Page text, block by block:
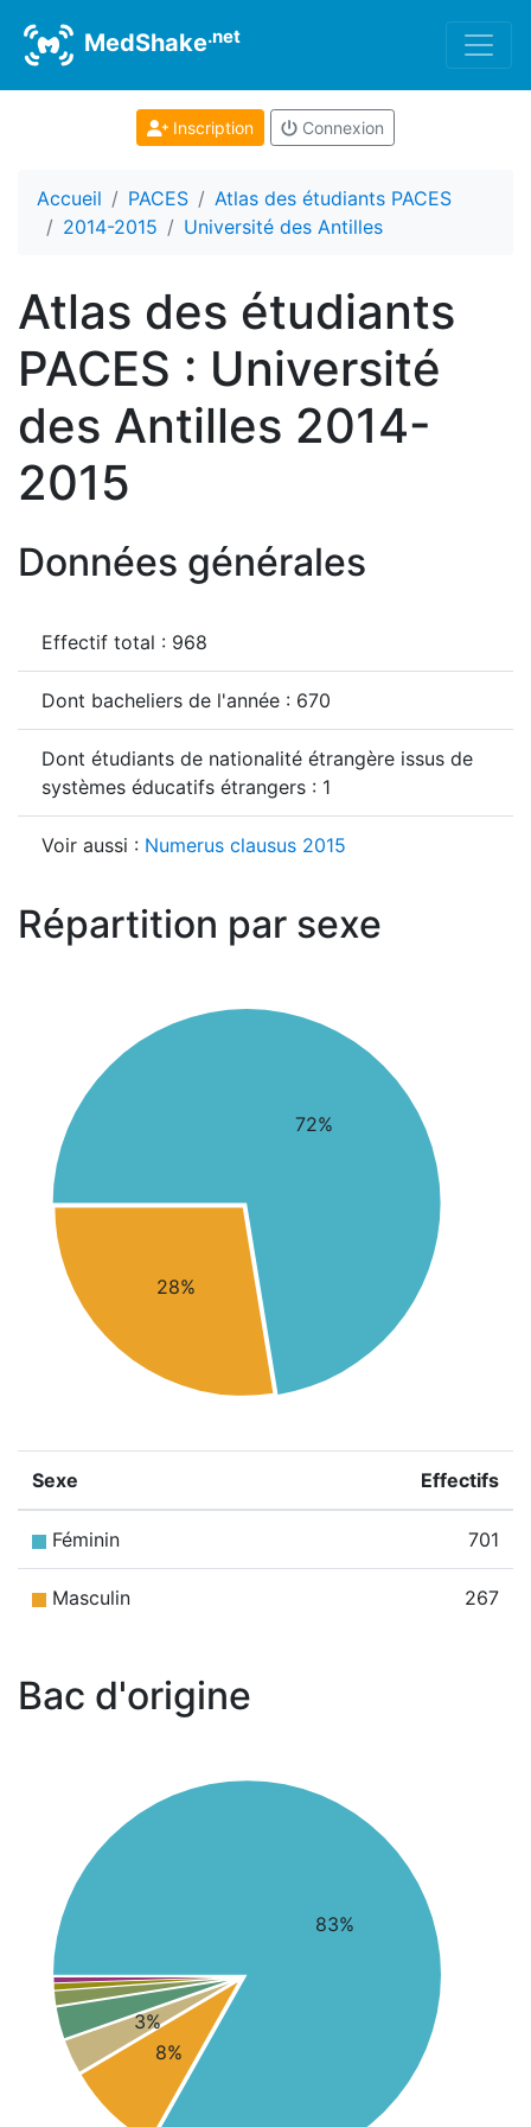
MedShake.net
Inscription Connexion
Accueil PACES
Atlas des étudiants PACES
2014-2015
Université des Antilles
Atlas des étudiants
PACES : Université
des Antilles 2014-
2015
Données générales
Effectif total : 968
Dont bacheliers de l'année : 670
Dont étudiants de nationalité étrangère issus de
systèmes éducatifs étrangers : 1
Voir aussi : Numerus clausus 2015
Répartition par sexe
72%
28%
Sexe Effectifs
Féminin 701
Masculin 267
Bac d'origine
83%
8%
3%